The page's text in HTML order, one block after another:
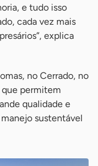
e tudo isso
cada vez mais
explica
no Cerrado, no
que permitem
qualidade e
sustentável